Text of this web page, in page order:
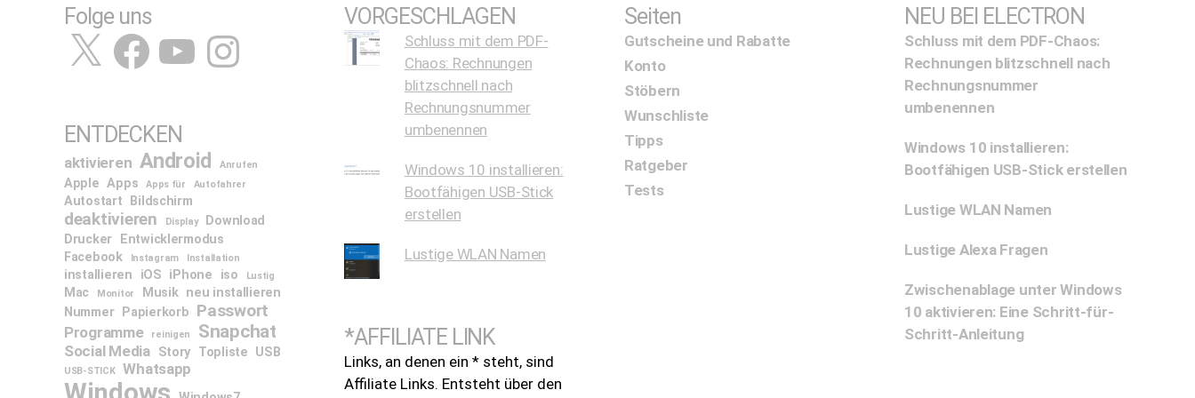
Folge uns
X FacebookYouTubeInstagram
ENTDECKEN
aktivieren Android Anrufen
Apple Apps Apps für Autofahrer
Autostart Bildschirm
deaktivieren Display
Download
Drucker
Entwicklermodus
Facebook
Instagram Installation
installieren iOS iPhone iso Lustig
Mac Monitor Musik neu installieren
Nummer
Papierkorb Passwort
Programme reinigen Snapchat
Social Media Story Topliste USB
USB-STICK Whatsapp
VORGESCHLAGEN
Schluss mit dem PDF-
Chaos: Rechnungen
blitzschnell nach
Rechnungsnummer
umbenennen
Windows 10 installieren:
Bootfähigen USB-Stick
erstellen
Lustige WLAN Namen
*AFFILIATE LINK
Links, an denen ein * steht, sind
Affiliate Links. Entsteht über den
Seiten
Gutscheine und Rabatte
Konto
Stöbern
Wunschliste
Tipps
Ratgeber
Tests
NEU BEI ELECTRON
Schluss mit dem PDF-Chaos:
Rechnungen blitzschnell nach
Rechnungsnummer
umbenennen
Windows 10 installieren:
Bootfähigen USB-Stick erstellen
Lustige WLAN Namen
Lustige Alexa Fragen
Zwischenablage unter Windows
10 aktivieren: Eine Schritt-für-
Schritt-Anleitung